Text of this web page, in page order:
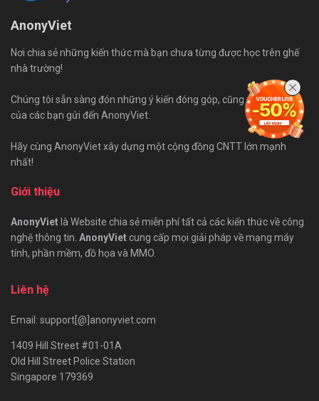
AnonyViet
Nơi chia sẻ những kiến thức mà bạn chưa từng được học trên ghế
nhà trường!
Chúng tôi sẵn sàng đón những ý kiến đóng góp, cũng như bài viết
của các bạn gửi đến AnonyViet.
Hãy cùng AnonyViet xây dựng một cộng đồng CNTT lớn mạnh
nhất!
Giới thiệu
AnonyVietlà Website chia sẻ miễn phí tất cả các kiến thức về công
nghệ thông tin. AnonyViet cung cấp mọi giải pháp về mạng máy
tính, phần mềm, đồ họa và MMO.
Liên hệ
Email: support[@]anonyviet.com
1409 Hill Street #01-01A
Old Hill Street Police Station
Singapore 179369